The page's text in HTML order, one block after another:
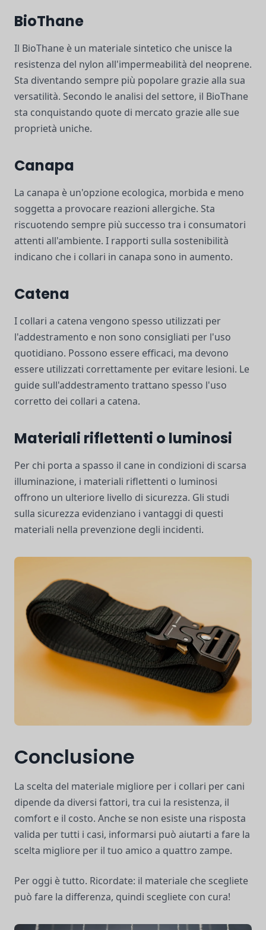
BioThane
Il BioThane è un materiale sintetico che unisce la
resistenza del nylon all'impermeabilità del neoprene.
Sta diventando sempre più popolare grazie alla sua
versatilità. Secondo le analisi del settore, il BioThane
sta conquistando quote di mercato grazie alle sue
proprietà uniche.
Canapa
La canapa è un'opzione ecologica, morbida e meno
soggetta a provocare reazioni allergiche. Sta
riscuotendo sempre più successo tra i consumatori
attenti all'ambiente. I rapporti sulla sostenibilità
indicano che i collari in canapa sono in aumento.
Catena
I collari a catena vengono spesso utilizzati per
l'addestramento e non sono consigliati per l'uso
quotidiano. Possono essere efficaci, ma devono
essere utilizzati correttamente per evitare lesioni. Le
guide sull'addestramento trattano spesso l'uso
corretto dei collari a catena.
Materiali riflettenti o luminosi
Per chi porta a spasso il cane in condizioni di scarsa
illuminazione, i materiali riflettenti o luminosi
offrono un ulteriore livello di sicurezza. Gli studi
sulla sicurezza evidenziano i vantaggi di questi
materiali nella prevenzione degli incidenti.
Conclusione
La scelta del materiale migliore per i collari per cani
dipende da diversi fattori, tra cui la resistenza, il
comfort e il costo. Anche se non esiste una risposta
valida per tutti i casi, informarsi può aiutarti a fare la
scelta migliore per il tuo amico a quattro zampe.
Per oggi è tutto. Ricordate: il materiale che scegliete
può fare la differenza, quindi scegliete con cura!